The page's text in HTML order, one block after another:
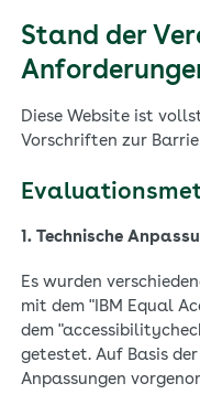
Stand der
Diese Website ist
Vorschriften zur
1. Technische
Es wurden
mit dem "IBM Equal
dem
getestet. Auf Basis
Anpassungen